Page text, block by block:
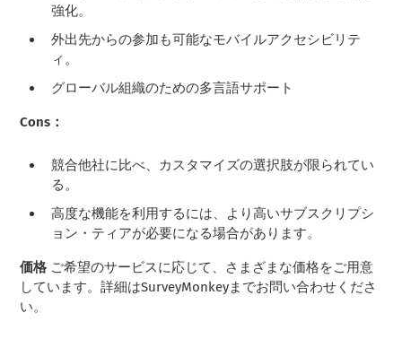
強化。
外出先からの参加も可能なモバイルアクセシビリテ
ィ。
グローバル組織のための多言語サポート
Cons：
競合他社に比べ、カスタマイズの選択肢が限られてい
る。
高度な機能を利用するには、より高いサブスクリプシ
ョン・ティアが必要になる場合があります。
価格 ご希望のサービスに応じて、さまざまな価格をご用意
しています。詳細はSurveyMonkeyまでお問い合わせくださ
い。